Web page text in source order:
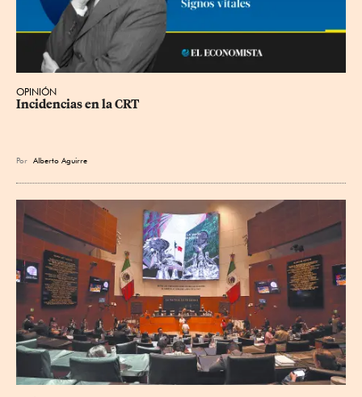
OPINIÓN
Incidencias en la CRT
Por Alberto Aguirre